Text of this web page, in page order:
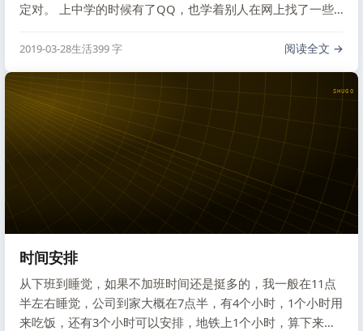
定对。 上中学的时候有了QQ，也学着别人在网上找了一些
行，也想通过网名来表达一些东西，表达当时的心情，表达
2019-03-28生活399 字 阅读全文
SHUGO
时间安排
从下班到睡觉，如果不加班时间还是挺多的，我一般在11点
半左右睡觉，公司到家大概在7点半，有4个小时，1个小时用
来吃饭，还有3个小时可以安排，地铁上1个小时，算下来一